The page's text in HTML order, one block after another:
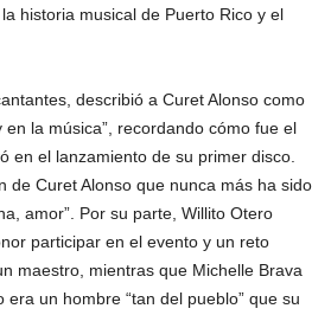
historia musical de Puerto Rico y el
describió a Curet Alonso como
en la música”, recordando cómo fue el
en el lanzamiento de su primer disco.
de Curet Alonso que nunca más ha sido
amor”. Por su parte, Willito Otero
participar en el evento y un reto
maestro, mientras que Michelle Brava
era un hombre “tan del pueblo” que su